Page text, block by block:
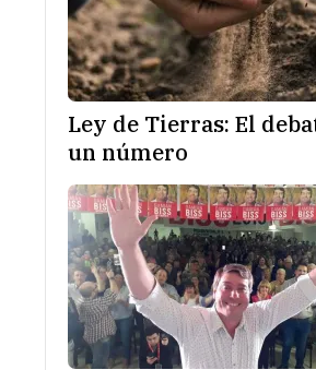
Ley de Tierras: El
un número